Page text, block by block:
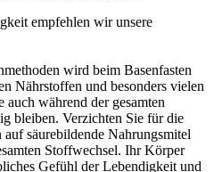
empfehlen wir unsere
wird beim Basenfasten
Nährstoffen und besonders vielen
auch während der gesamten
bleiben. Verzichten Sie für die
säurebildende Nahrungsmitel
Stoffwechsel. Ihr Körper
Gefühl der Lebendigkeit und